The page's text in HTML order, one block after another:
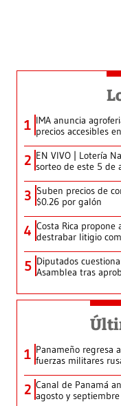
1 IMA anuncia
precios accesibles
2 EN VIVO | Lotería
sorteo de este 5 de
3 Suben precios de
$0.26 por galón
4 Costa Rica propone
destrabar litigio
5 Diputados
Asamblea tras
1 Panameño regresa
fuerzas militares
2 Canal de Panamá
agosto y septiembre